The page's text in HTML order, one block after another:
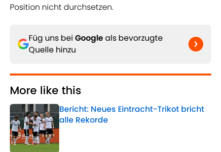
Position nicht durchsetzen.
Füg uns bei Googleals bevorzugte
Quelle hinzu
More like this
Bericht: Neues Eintracht-Trikot bricht
alle Rekorde
Published by on Invalid Date